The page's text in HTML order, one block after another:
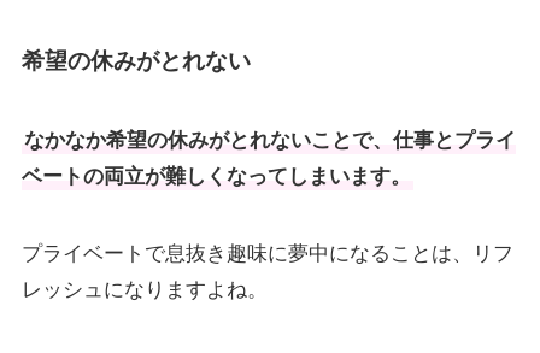
希望の休みがとれない
なかなか希望の休みがとれないことで、仕事とプライ
ベートの両立が難しくなってしまいます。
プライベートで息抜き趣味に夢中になることは、リフ
レッシュになりますよね。